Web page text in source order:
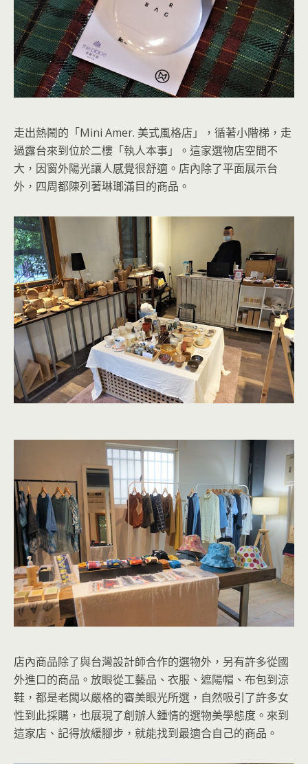
走出熱鬧的「Mini Amer. 美式風格店」，循著小階梯，走
過露台來到位於二樓「執人本事」。這家選物店空間不
大，因窗外陽光讓人感覺很舒適。店內除了平面展示台
外，四周都陳列著琳瑯滿目的商品。
店內商品除了與台灣設計師合作的選物外，另有許多從國
外進口的商品。放眼從工藝品、衣服、遮陽帽、布包到涼
鞋，都是老闆以嚴格的審美眼光所選，自然吸引了許多女
性到此採購，也展現了創辦人鍾情的選物美學態度。來到
這家店、記得放緩腳步，就能找到最適合自己的商品。